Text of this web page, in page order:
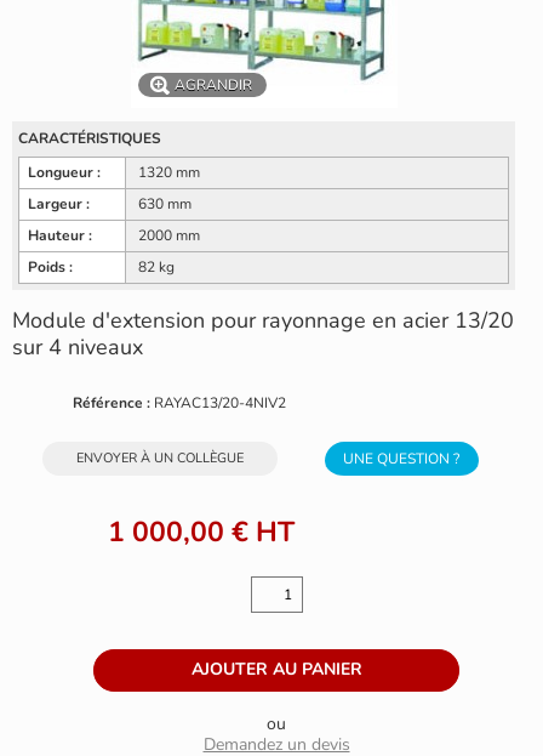
AGRANDIR
CARACTÉRISTIQUES
Longueur :
1320 mm
Largeur :
630 mm
Hauteur :
2000 mm
Poids :
82 kg
Module d'extension pour rayonnage en acier 13/20
sur 4 niveaux
Référence : RAYAC13/20-4NIV2
UNE QUESTION ?
ENVOYER À UN COLLÈGUE
1 000,00 € HT
ou
Demandez un devis